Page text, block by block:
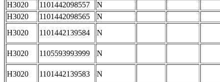
H3020
1101442098557
N
H3020
1101442098565
N
H3020
1101442139584 N
H3020 1105593993999 N
H3020 1101442139583 N